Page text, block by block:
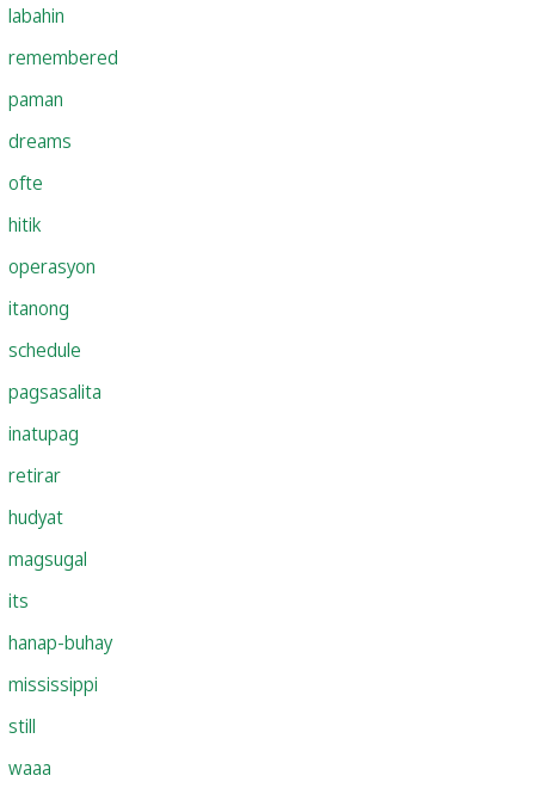
labahin
remembered
paman
dreams
ofte
hitik
operasyon
itanong
schedule
pagsasalita
inatupag
retirar
hudyat
magsugal
its
hanap-buhay
mississippi
still
waaa